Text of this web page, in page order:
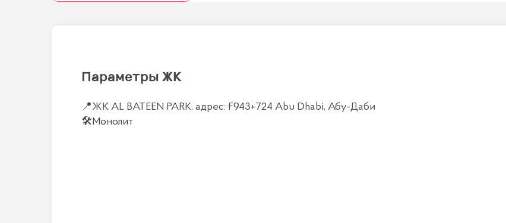
Параметры ЖК
📍ЖК AL BATEEN PARK, адрес: F943+724 Abu Dhabi, Абу-Даби
🛠Монолит